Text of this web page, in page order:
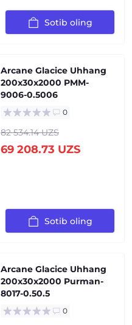
Sotib oling
Arcane Glacice Uhhang
200x30x2000 PMM-
9006-0.5006
0
82 534.14 UZS
69 208.73 UZS
Sotib oling
Arcane Glacice Uhhang
200x30x2000 Purman-
8017-0.50.5
0